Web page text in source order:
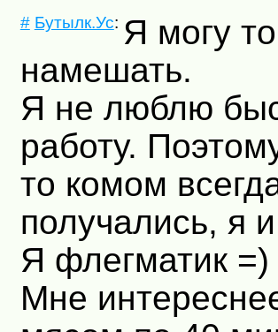
# Бутылк.Ус: Я могу
намешать.
Я не люблю
работу.
то комом
получались, я
Я флегматик =)
Мне